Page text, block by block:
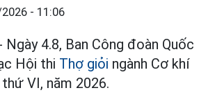
- 11:06
Ngày 4.8, Ban Công đoàn Quốc
Hội thi Thợ giỏi ngành Cơ khí
VI, năm 2026.